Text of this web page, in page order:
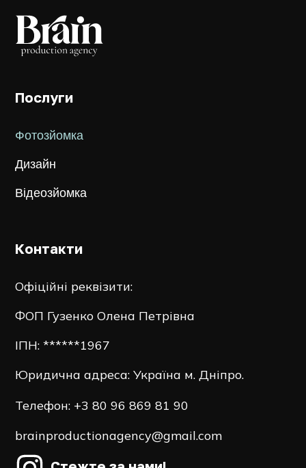
Послуги
Фотозйомка
Дизайн
Відеозйомка
Контакти
Офіційні реквізити:
ФОП Гузенко Олена Петрівна
ІПН: ******1967
Юридична адреса: Україна м. Дніпро.
Телефон: +3 80 96 869 81 90
brainproductionagency@gmail.com